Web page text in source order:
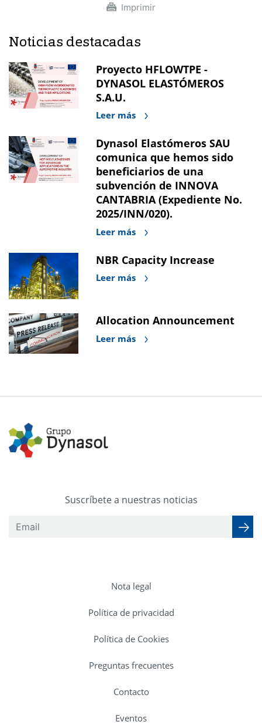
Imprimir
Noticias destacadas
Proyecto HFLOWTPE -
DYNASOL ELASTÓMEROS
S.A.U.
Leer más
Dynasol Elastómeros SAU
comunica que hemos sido
beneficiarios de una
subvención de INNOVA
CANTABRIA (Expediente No.
2025/INN/020).
Leer más
NBR Capacity Increase
Leer más
Allocation Announcement
Leer más
Suscríbete a nuestras noticias
Nota legal
Política de privacidad
Política de Cookies
Preguntas frecuentes
Contacto
Eventos